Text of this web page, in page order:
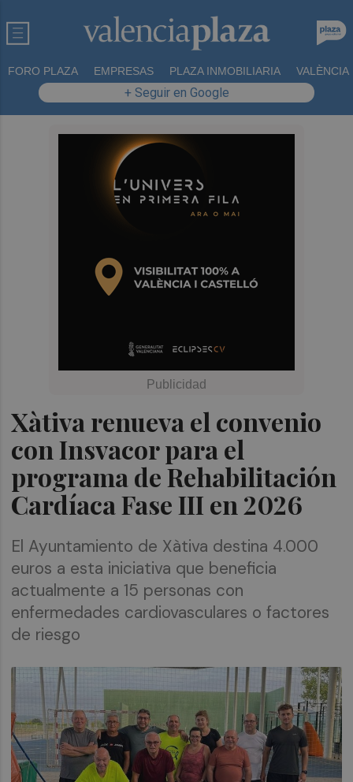
FORO PLAZA EMPRESAS PLAZA INMOBILIARIA VALÈNCIA
+ Seguir en Google
Xàtiva renueva el convenio
con Insvacor para el
programa de Rehabilitación
Cardíaca Fase III en 2026
El Ayuntamiento de Xàtiva destina 4.000
euros a esta iniciativa que beneficia
actualmente a 15 personas con
enfermedades cardiovasculares o factores
de riesgo